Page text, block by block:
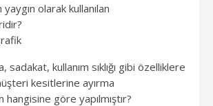
olarak kullanılan
sadakat, kullanım sıklığı gibi özelliklere
kesitlerine ayırma
hangisine göre yapılmıştır?